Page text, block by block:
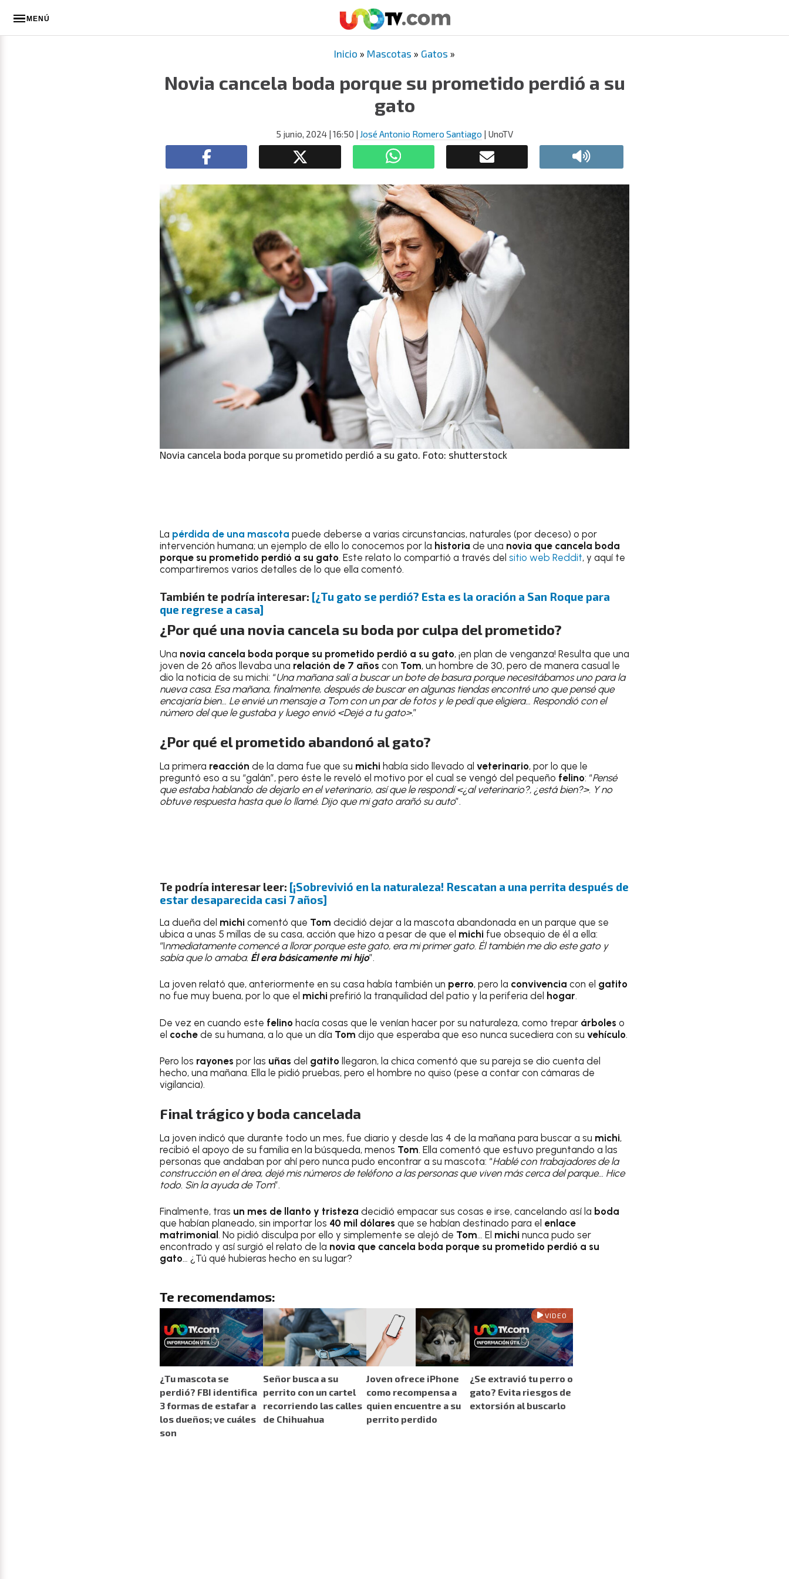
MENÚ
Inicio » Mascotas » Gatos »
Novia cancela boda porque su prometido perdió a su
gato
5 junio, 2024 | 16:50 | José Antonio Romero Santiago | UnoTV
Novia cancela boda porque su prometido perdió a su gato. Foto: shutterstock
La pérdida de una mascota puede deberse a varias circunstancias, naturales (por deceso) o por
intervención humana; un ejemplo de ello lo conocemos por la historia de una novia que cancela boda
porque su prometido perdió a su gato. Este relato lo compartió a través del sitio web Reddit, y aquí te
compartiremos varios detalles de lo que ella comentó.
También te podría interesar: [¿Tu gato se perdió? Esta es la oración a San Roque para
que regrese a casa]
¿Por qué una novia cancela su boda por culpa del prometido?
Una novia cancela boda porque su prometido perdió a su gato, ¡en plan de venganza! Resulta que una
joven de 26 años llevaba una relación de 7 años con Tom, un hombre de 30, pero de manera casual le
dio la noticia de su michi: “Una mañana salí a buscar un bote de basura porque necesitábamos uno para la
nueva casa. Esa mañana, finalmente, después de buscar en algunas tiendas encontré uno que pensé que
encajaría bien… Le envié un mensaje a Tom con un par de fotos y le pedí que eligiera… Respondió con el
número del que le gustaba y luego envió <Dejé a tu gato>.”
¿Por qué el prometido abandonó al gato?
La primera reacción de la dama fue que su michi había sido llevado al veterinario, por lo que le
preguntó eso a su “galán”, pero éste le reveló el motivo por el cual se vengó del pequeño felino: “Pensé
que estaba hablando de dejarlo en el veterinario, así que le respondí <¿al veterinario?, ¿está bien?>. Y no
obtuve respuesta hasta que lo llamé. Dijo que mi gato arañó su auto”.
Te podría interesar leer: [¡Sobrevivió en la naturaleza! Rescatan a una perrita después de
estar desaparecida casi 7 años]
La dueña del michi comentó que Tom decidió dejar a la mascota abandonada en un parque que se
ubica a unas 5 millas de su casa, acción que hizo a pesar de que el michi fue obsequio de él a ella:
“Inmediatamente comencé a llorar porque este gato, era mi primer gato. Él también me dio este gato y
sabía que lo amaba. Él era básicamente mi hijo”.
La joven relató que, anteriormente en su casa había también un perro, pero la convivencia con el gatito
no fue muy buena, por lo que el michi prefirió la tranquilidad del patio y la periferia del hogar.
De vez en cuando este felino hacía cosas que le venían hacer por su naturaleza, como trepar árboles o
el coche de su humana, a lo que un día Tom dijo que esperaba que eso nunca sucediera con su vehículo.
Pero los rayones por las uñas del gatito llegaron, la chica comentó que su pareja se dio cuenta del
hecho, una mañana. Ella le pidió pruebas, pero el hombre no quiso (pese a contar con cámaras de
vigilancia).
Final trágico y boda cancelada
La joven indicó que durante todo un mes, fue diario y desde las 4 de la mañana para buscar a su michi,
recibió el apoyo de su familia en la búsqueda, menos Tom. Ella comentó que estuvo preguntando a las
personas que andaban por ahí pero nunca pudo encontrar a su mascota: “Hablé con trabajadores de la
construcción en el área, dejé mis números de teléfono a las personas que viven más cerca del parque… Hice
todo. Sin la ayuda de Tom”.
Finalmente, tras un mes de llanto y tristeza decidió empacar sus cosas e irse, cancelando así la boda
que habían planeado, sin importar los 40 mil dólares que se habían destinado para el enlace
matrimonial . No pidió disculpa por ello y simplemente se alejó de Tom… El michi nunca pudo ser
encontrado y así surgió el relato de la novia que cancela boda porque su prometido perdió a su
gato… ¿Tú qué hubieras hecho en su lugar?
Te recomendamos:
¿Tu mascota se
perdió? FBI identifica
3 formas de estafar a
los dueños; ve cuáles
son
Señor busca a su
perrito con un cartel
recorriendo las calles
de Chihuahua
Joven ofrece iPhone
como recompensa a
quien encuentre a su
perrito perdido
VIDEO
¿Se extravió tu perro o
gato? Evita riesgos de
extorsión al buscarlo